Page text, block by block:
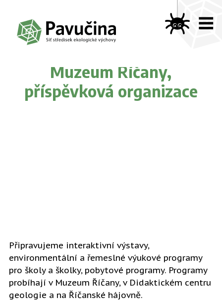
Muzeum Říčany,
příspěvková organizace
Připravujeme interaktivní výstavy,
environmentální a řemeslné výukové programy
pro školy a školky, pobytové programy. Programy
probíhají v Muzeum Říčany, v Didaktickém centru
geologie a na Říčanské hájovně.